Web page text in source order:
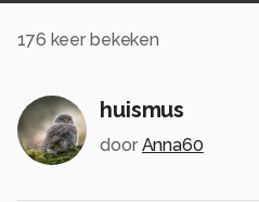
176 keer bekeken
huismus
door Anna60